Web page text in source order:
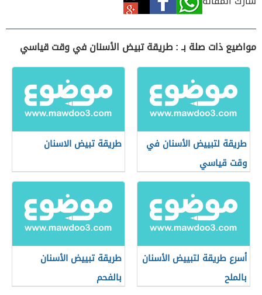
مواضيع ذات صلة بـ : طريقة تبيض الأسنان في وقت قياسي
طريقة لتبييض الأسنان في
وقت قياسي
طريقة تبيض الاسنان
أسرع طريقة لتبييض الأسنان
بالملح
طريقة تبييض الأسنان
بالفحم